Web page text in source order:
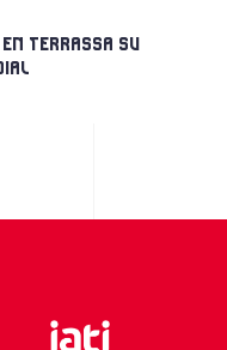
TERRASSA SU